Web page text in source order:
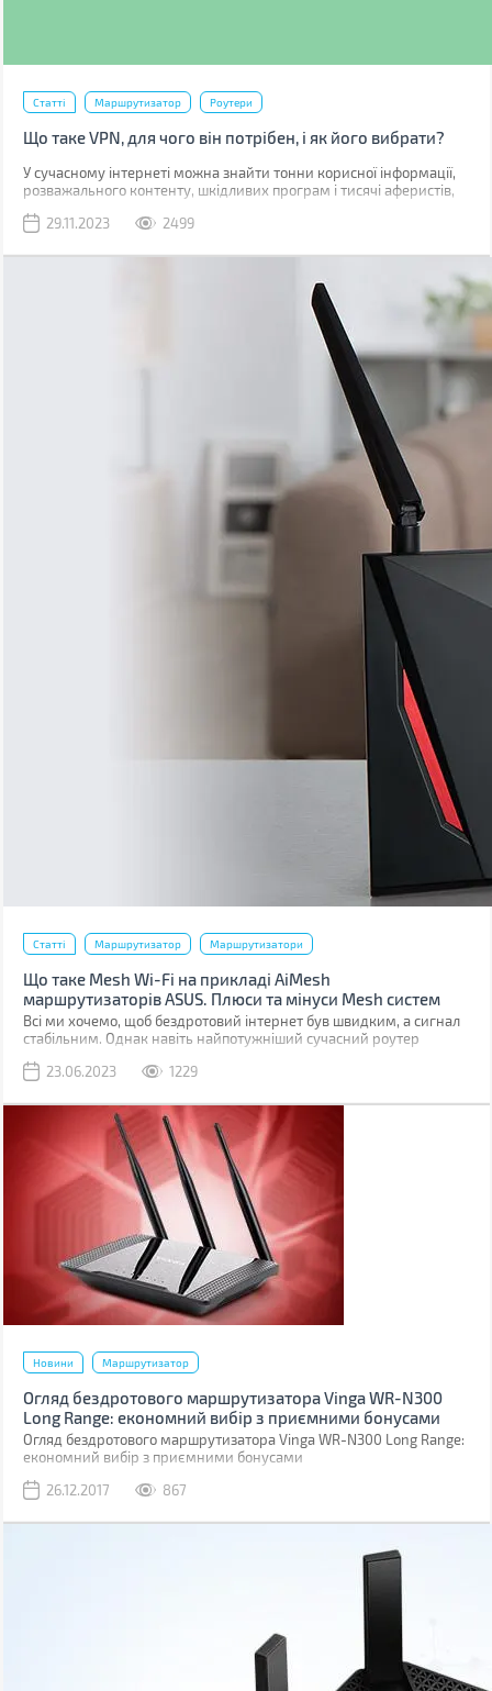
Статті Маршрутизатор Роутери
Що таке VPN, для чого він потрібен, і як його вибрати?
У сучасному інтернеті можна знайти тонни корисної інформації,
розважального контенту, шкідливих програм і тисячі аферистів,
захист вашої анонімності та безпеки в мережі важливий аспект
банківських рахунків допомагає низка сервісів і технологій, про
один з яких, а саме про VPN, ми й поговоримо в цій статті.
29.11.2023 2499
Статті Маршрутизатор Маршрутизатори
Що таке Mesh Wi-Fi на прикладі AiMesh
маршрутизаторів ASUS. Плюси та мінуси Mesh систем
Всі ми хочемо, щоб бездротовий інтернет був швидким, а сигнал
стабільним. Однак навіть найпотужніший сучасний роутер
23.06.2023
1229
Новини Маршрутизатор
Огляд бездротового маршрутизатора Vinga WR-N300
Long Range: економний вибір з приємними бонусами
Огляд бездротового маршрутизатора Vinga WR-N300 Long Range:
економний вибір з приємними бонусами
26.12.2017
867